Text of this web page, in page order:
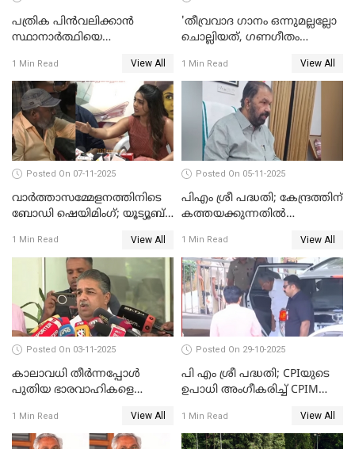
പത്രിക പിന്‍വലിക്കാന്‍
സ്ഥാനാര്‍ത്ഥിയെ
WATCH VIDEO
1 Min Read View All
'തീവ്രവാദ ഗാനം ഒന്നുമല്ലല്ലോ
ചൊല്ലിയത്, ഗണഗീതം
ഭാഗം'; സുരേഷ് ഗോപി WATCH
VIDEO
1 Min Read View All
Posted On 07-11-2025
വാർത്താസമ്മേളനത്തിനിടെ
ബോഡി ഷെയിമിംഗ്; യൂട്യൂബ്
മറുപടിയുമായി ഗൗരി കിഷന്‍
WATCH VIDEO
1 Min Read View All
Posted On 05-11-2025
പിഎം ശ്രീ പദ്ധതി; കേന്ദ്രത്തിന്
കത്തയക്കുന്നതില്‍
വി.ശിവന്‍കുട്ടി WATCH VIDEO
1 Min Read View All
Posted On 03-11-2025
കാലാവധി തീര്‍ന്നപ്പോള്‍
പുതിയ ഭാരവാഹികളെ
WATCH VIDEO
1 Min Read View All
Posted On 29-10-2025
പി എം ശ്രീ പദ്ധതി; CPIയുടെ
ഉപാധി അംഗീകരിച്ച് CPIM
1 Min Read View All